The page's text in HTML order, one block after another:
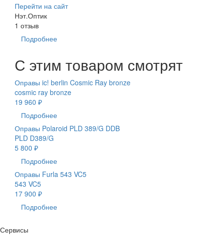
Перейти на сайт
Нэт.Оптик
1 отзыв
Подробнее
С этим товаром смотрят
Оправы ic! berlin Cosmic Ray bronze
cosmic ray bronze
19 960 ₽
Подробнее
Оправы Polaroid PLD 389/G DDB
PLD D389/G
5 800 ₽
Подробнее
Оправы Furla 543 VC5
543 VC5
17 900 ₽
Подробнее
Сервисы